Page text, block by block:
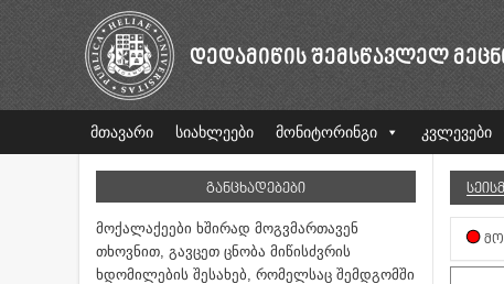
ᲓᲔᲓᲐᲛᲘᲬᲘᲡ ᲨᲔᲛᲡᲬᲐᲕᲚᲔᲚ
მთავარი სიახლეები მონიტორინგი კვლევები
ᲒᲐᲜᲪᲮᲐᲓᲔᲑᲔᲑᲘ
მოქალაქეები ხშირად მოგვმართავენ
თხოვნით, გავცეთ ცნობა მიწისძვრის
ხდომილების შესახებ, რომელსაც შემდგომში